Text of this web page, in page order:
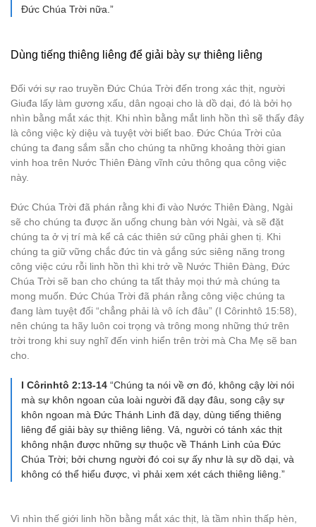
Đức Chúa Trời nữa.”
Dùng tiếng thiêng liêng để giải bày sự thiêng liêng
Đối với sự rao truyền Đức Chúa Trời đến trong xác thịt, người
Giuđa lấy làm gương xấu, dân ngoại cho là dồ dại, đó là bởi họ
nhìn bằng mắt xác thịt. Khi nhìn bằng mắt linh hồn thì sẽ thấy đây
là công việc kỳ diệu và tuyệt vời biết bao. Đức Chúa Trời của
chúng ta đang sắm sẵn cho chúng ta những khoảng thời gian
vinh hoa trên Nước Thiên Đàng vĩnh cửu thông qua công việc
này.
Đức Chúa Trời đã phán rằng khi đi vào Nước Thiên Đàng, Ngài
sẽ cho chúng ta được ăn uống chung bàn với Ngài, và sẽ đặt
chúng ta ở vị trí mà kể cả các thiên sứ cũng phải ghen tị. Khi
chúng ta giữ vững chắc đức tin và gắng sức siêng năng trong
công việc cứu rỗi linh hồn thì khi trở về Nước Thiên Đàng, Đức
Chúa Trời sẽ ban cho chúng ta tất thảy mọi thứ mà chúng ta
mong muốn. Đức Chúa Trời đã phán rằng công việc chúng ta
đang làm tuyệt đối “chẳng phải là vô ích đâu” (I Côrinhtô 15:58),
nên chúng ta hãy luôn coi trọng và trông mong những thứ trên
trời trong khi suy nghĩ đến vinh hiển trên trời mà Cha Mẹ sẽ ban
cho.
I Côrinhtô 2:13-14 “Chúng ta nói về ơn đó, không cậy lời nói
mà sự khôn ngoan của loài người đã dạy đâu, song cậy sự
khôn ngoan mà Đức Thánh Linh đã dạy, dùng tiếng thiêng
liêng để giải bày sự thiêng liêng. Vả, người có tánh xác thịt
không nhận được những sự thuộc về Thánh Linh của Đức
Chúa Trời; bởi chưng người đó coi sự ấy như là sự dồ dại, và
không có thể hiểu được, vì phải xem xét cách thiêng liêng.”
Vì nhìn thế giới linh hồn bằng mắt xác thịt, là tầm nhìn thấp hèn,